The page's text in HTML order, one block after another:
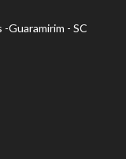
Guaramirim - SC